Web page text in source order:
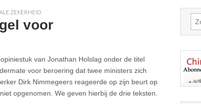
ZEKERHEID
voor
van Jonathan Holslag onder de titel
voor beroering dat twee ministers zich
Dirk Nimmegeers reageerde op zijn beurt op
opgenomen. We geven hierbij de drie teksten.